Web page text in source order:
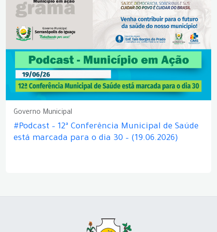
Governo Municipal
#Podcast – 12ª Conferência Municipal de Saúde
está marcada para o dia 30 – (19.06.2026)